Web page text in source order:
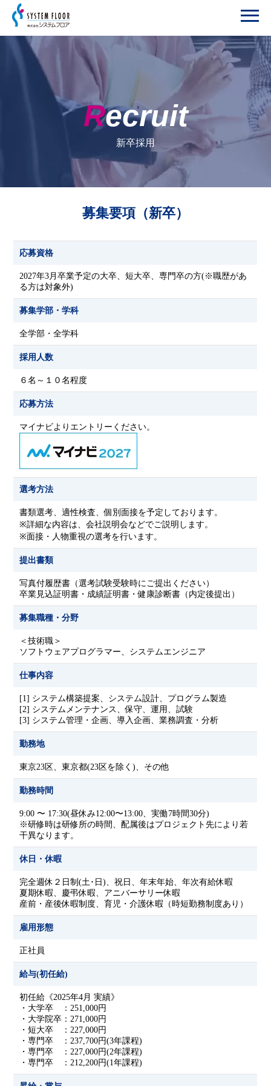
Recruit
新卒採用
募集要項（新卒）
応募資格
2027年3月卒業予定の大卒、短大卒、専門卒の方(※職歴があ
る方は対象外)
募集学部・学科
全学部・全学科
採用人数
６名～１０名程度
応募方法
マイナビよりエントリーください。
選考方法
書類選考、適性検査、個別面接を予定しております。
※詳細な内容は、会社説明会などでご説明します。
※面接・人物重視の選考を行います。
提出書類
写真付履歴書（選考試験受験時にご提出ください）
卒業見込証明書・成績証明書・健康診断書（内定後提出）
募集職種・分野
＜技術職＞
ソフトウェアプログラマー、システムエンジニア
仕事内容
[1] システム構築提案、システム設計、プログラム製造
[2] システムメンテナンス、保守、運用、試験
[3] システム管理・企画、導入企画、業務調査・分析
勤務地
東京23区、東京都(23区を除く)、その他
勤務時間
9:00 〜 17:30(昼休み12:00〜13:00、実働7時間30分)
※研修時は研修所の時間、配属後はプロジェクト先により若
干異なります。
休日・休暇
完全週休２日制(土･日)、祝日、年末年始、年次有給休暇
夏期休暇、慶弔休暇、アニバーサリー休暇
産前・産後休暇制度、育児・介護休暇（時短勤務制度あり）
雇用形態
正社員
給与(初任給)
初任給《2025年4月 実績》
・大学卒 ：251,000円
・大学院卒：271,000円
・短大卒 ：227,000円
・専門卒 ：237,700円(3年課程)
・専門卒 ：227,000円(2年課程)
・専門卒 ：212,200円(1年課程)